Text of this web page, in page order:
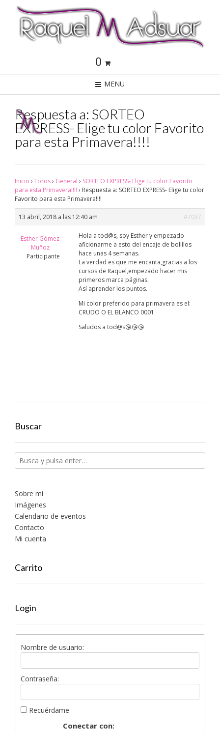
0
MENU
Respuesta a: SORTEO
EXPRESS- Elige tu color Favorito
para esta Primavera!!!!
Inicio › Foros› General › SORTEO EXPRESS- Elige tu color Favorito
para esta Primavera!!!! › Respuesta a: SORTEO EXPRESS- Elige tu color
Favorito para esta Primavera!!!!
13 abril, 2018 a las 12:40 am #7037
Esther Gómez
Muñoz
Participante
Hola a tod@s, soy Esther y empezado
aficionarme a esto del encaje de bolillos
hace unas 4 semanas.
La verdad es que me encanta,gracias a los
cursos de Raquel,empezado hacer mis
primeros marca páginas.
Así aprender los puntos.
Mi color preferido para primavera es el:
CRUDO O EL BLANCO 0001
Saludos a tod@s😘😘😘
Buscar
Sobre mí
Imágenes
Calendario de eventos
Contacto
Mi cuenta
Carrito
Login
Nombre de usuario:
Contraseña:
Recuérdame
Conectar con: